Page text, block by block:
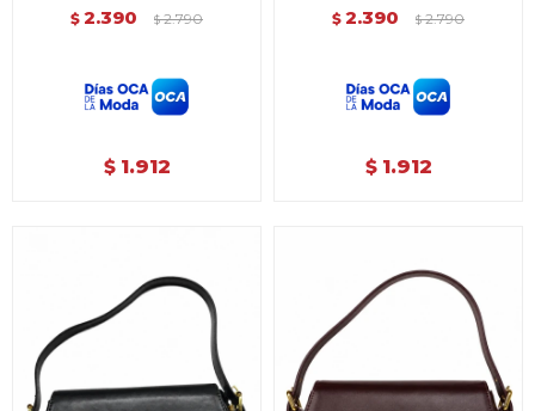
$ 2.390 $ 2.790
$ 1.912
$ 2.390 $ 2.790
$ 1.912